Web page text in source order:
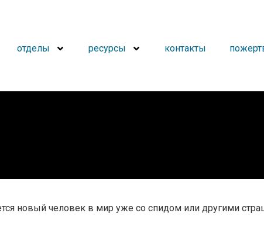
отделы ресурсы контакты
новый человек в мир уже со спидом или другими